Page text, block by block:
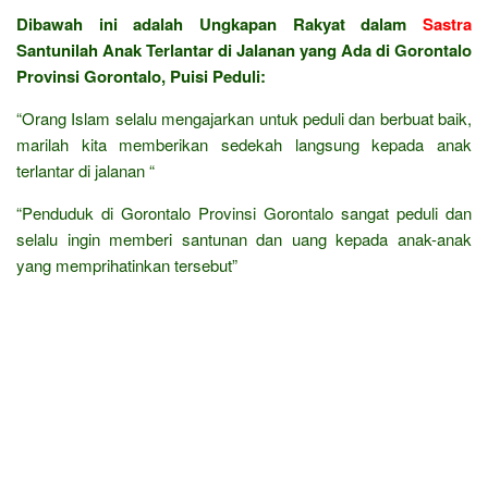
Dibawah ini adalah Ungkapan Rakyat dalam Sastra
Santunilah Anak Terlantar di Jalanan yang Ada di Gorontalo
Provinsi Gorontalo, Puisi Peduli:
“Orang Islam selalu mengajarkan untuk peduli dan berbuat baik,
marilah kita memberikan sedekah langsung kepada anak
terlantar di jalanan “
“Penduduk di Gorontalo Provinsi Gorontalo sangat peduli dan
selalu ingin memberi santunan dan uang kepada anak-anak
yang memprihatinkan tersebut”